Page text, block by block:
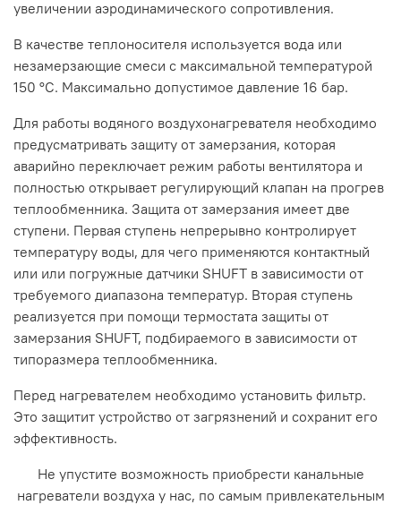
увеличении аэродинамического сопротивления.
В качестве теплоносителя используется вода или
незамерзающие смеси с максимальной температурой
150 °С. Максимально допустимое давление 16 бар.
Для работы водяного воздухонагревателя необходимо
предусматривать защиту от замерзания, которая
аварийно переключает режим работы вентилятора и
полностью открывает регулирующий клапан на прогрев
теплообменника. Защита от замерзания имеет две
ступени. Первая ступень непрерывно контролирует
температуру воды, для чего применяются контактный
или или погружные датчики SHUFT в зависимости от
требуемого диапазона температур. Вторая ступень
реализуется при помощи термостата защиты от
замерзания SHUFT, подбираемого в зависимости от
типоразмера теплообменника.
Перед нагревателем необходимо установить фильтр.
Это защитит устройство от загрязнений и сохранит его
эффективность.
Не упустите возможность приобрести канальные
нагреватели воздуха у нас, по самым привлекательным